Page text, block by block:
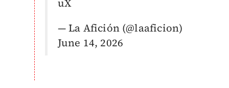
uX
— La Afición (@laaficion)
June 14, 2026